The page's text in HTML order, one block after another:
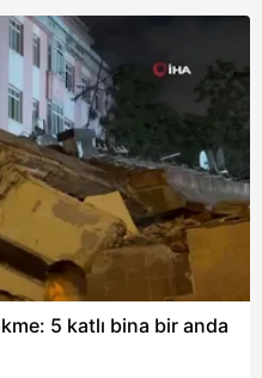
olan çerezler bilgi
amacıyla
sitemizin daha işlevsel
sizlere yönelik
amaçlarıyla
kullanılacaktır.
yer alan panel
ilişkin detaylı bilgi
Çerez Bilgilendirme
Kanunu uyarınca
5 katlı bina bir anda